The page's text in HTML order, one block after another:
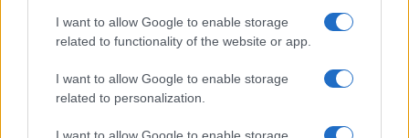
I want to allow Google to enable storage
related to functionality of the website or app.
I want to allow Google to enable storage
related to personalization.
I want to allow Google to enable storage
Freestyle navdušuje s poletno
Kovinska ograja po meri: kako